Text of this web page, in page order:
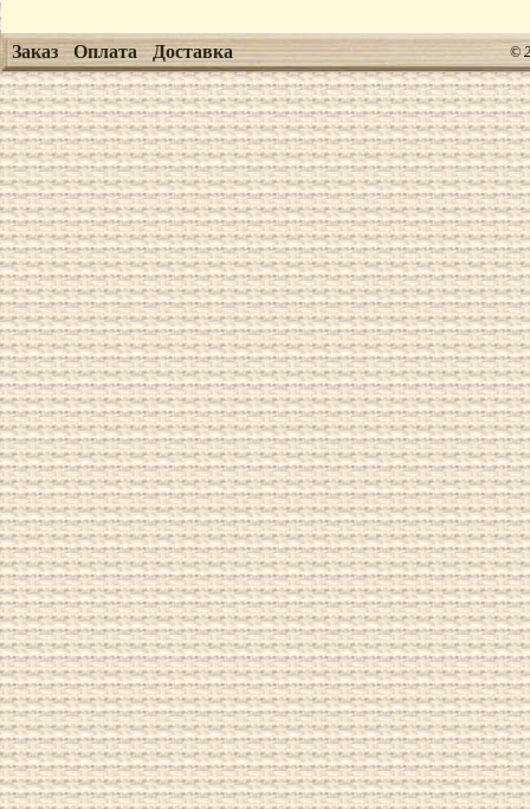
Заказ Оплата Доставка ©